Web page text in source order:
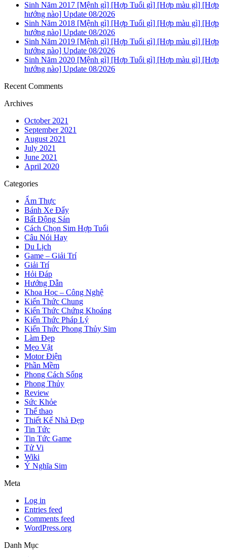
Sinh Năm 2017 [Mệnh gì] [Hợp Tuổi gì] [Hợp màu gì] [Hợp
hướng nào] Update 08/2026
Sinh Năm 2018 [Mệnh gì] [Hợp Tuổi gì] [Hợp màu gì] [Hợp
hướng nào] Update 08/2026
Sinh Năm 2019 [Mệnh gì] [Hợp Tuổi gì] [Hợp màu gì] [Hợp
hướng nào] Update 08/2026
Sinh Năm 2020 [Mệnh gì] [Hợp Tuổi gì] [Hợp màu gì] [Hợp
hướng nào] Update 08/2026
Recent Comments
Archives
October 2021
September 2021
August 2021
July 2021
June 2021
April 2020
Categories
Ẩm Thực
Bánh Xe Đẩy
Bất Động Sản
Cách Chọn Sim Hợp Tuổi
Câu Nói Hay
Du Lịch
Game – Giải Trí
Giải Trí
Hỏi Đáp
Hướng Dẫn
Khoa Học – Công Nghệ
Kiến Thức Chung
Kiến Thức Chứng Khoáng
Kiến Thức Pháp Lý
Kiến Thức Phong Thủy Sim
Làm Đẹp
Mẹo Vặt
Motor Điện
Phần Mềm
Phong Cách Sống
Phong Thủy
Review
Sức Khỏe
Thể thao
Thiết Kế Nhà Đẹp
Tin Tức
Tin Tức Game
Tử Vi
Wiki
Ý Nghĩa Sim
Meta
Log in
Entries feed
Comments feed
WordPress.org
Danh Mục